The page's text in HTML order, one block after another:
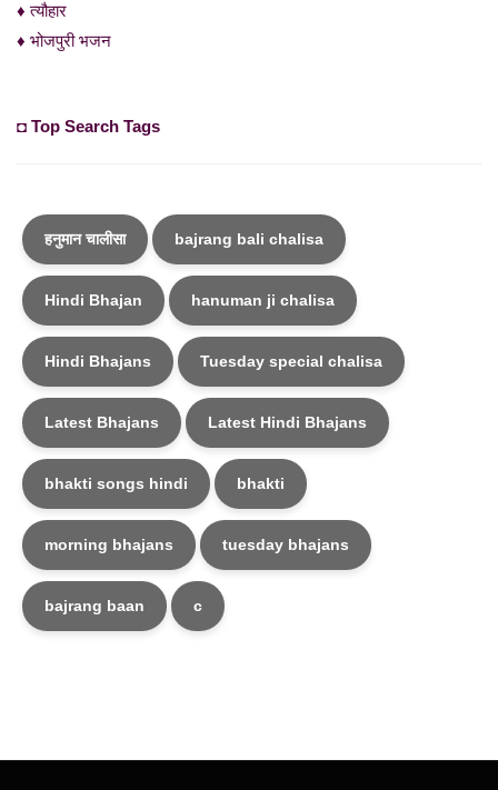
♦ त्यौहार
♦ भोजपुरी भजन
◘ Top Search Tags
हनुमान चालीसा bajrang bali chalisa
Hindi Bhajan hanuman ji chalisa
Hindi Bhajans Tuesday special chalisa
Latest Bhajans Latest Hindi Bhajans
bhakti songs hindi bhakti
morning bhajans tuesday bhajans
bajrang baan c